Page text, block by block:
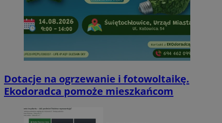
Dotacje na ogrzewanie i fotowoltaikę.
Ekodoradca pomoże mieszkańcom